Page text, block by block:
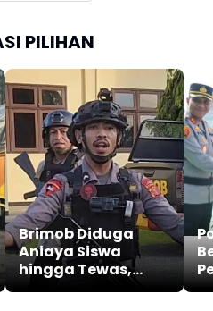
PILIHAN
Brimob Diduga
Aniaya Siswa
hingga Tewas,
Kapolri Sigit